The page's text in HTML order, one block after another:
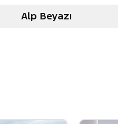
Alp Beyazı